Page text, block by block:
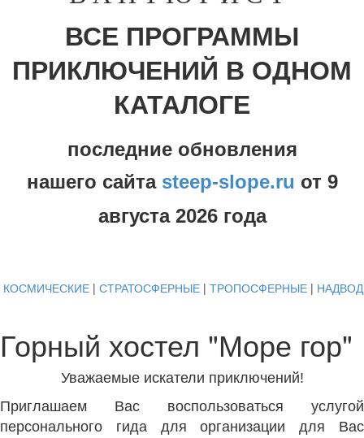
ВСЕ ПРОГРАММЫ
ПРИКЛЮЧЕНИЙ В ОДНОМ
КАТАЛОГЕ
последние обновления
нашего сайта steep-slope.ru от 9
августа 2026 года
КОСМИЧЕСКИЕ | СТРАТОСФЕРНЫЕ | ТРОПОСФЕРНЫЕ |
Горный хостел "Море гор"
Уважаемые искатели приключений!
Приглашаем Вас воспользоваться услугой
персонального гида для организации для Вас